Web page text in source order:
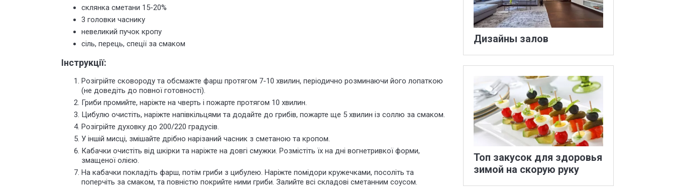
склянка сметани 15-20%
3 головки часнику
невеликий пучок кропу
сіль, перець, спеції за смаком
Інструкції:
Розігрійте сковороду та обсмажте фарш протягом 7-10 хвилин, періодично розминаючи його лопаткою
(не доведіть до повної готовності).
Гриби промийте, наріжте на чверть і пожарте протягом 10 хвилин.
Цибулю очистіть, наріжте напівкільцями та додайте до грибів, пожарте ще 5 хвилин із соллю за смаком.
Розігрійте духовку до 200/220 градусів.
У іншій мисці, змішайте дрібно нарізаний часник з сметаною та кропом.
Кабачки очистіть від шкірки та наріжте на довгі смужки. Розмістіть їх на дні вогнетривкої форми,
змащеної олією.
На кабачки покладіть фарш, потім гриби з цибулею. Наріжте помідори кружечками, посоліть та
поперчіть за смаком, та повністю покрийте ними гриби. Залийте всі складові сметанним соусом.
Дизайны залов
Топ закусок для здоровья
зимой на скорую руку